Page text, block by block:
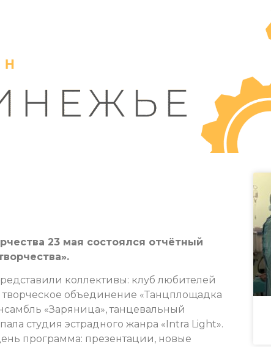
23 мая состоялся отчётный
коллективы: клуб любителей
объединение «Танцплощадка
«Заряница», танцевальный
студия эстрадного жанра «Intra Light».
программа: презентации, новые